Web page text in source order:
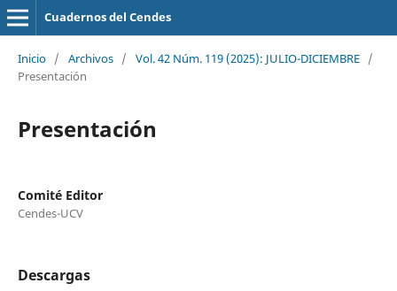
Cuadernos del Cendes
Inicio / Archivos / Vol. 42 Núm. 119 (2025): JULIO-DICIEMBRE /
Presentación
Presentación
Comité Editor
Cendes-UCV
Descargas